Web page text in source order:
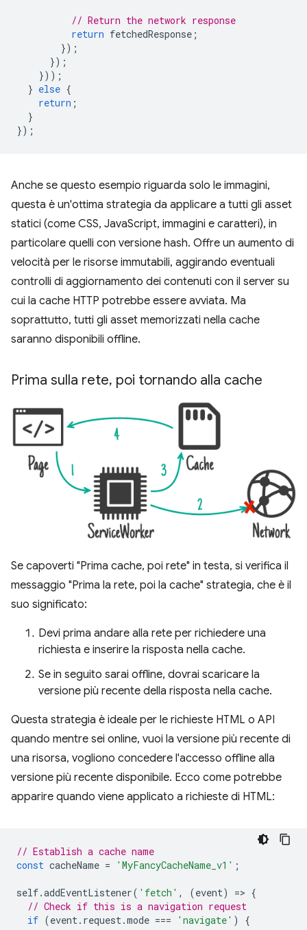
// Return the network response
return fetchedResponse ;
});
});
}));
} else {
return ;
}
});
Anche se questo esempio riguarda solo le immagini,
questa è un'ottima strategia da applicare a tutti gli asset
statici (come CSS, JavaScript, immagini e caratteri), in
particolare quelli con versione hash. Offre un aumento di
velocità per le risorse immutabili, aggirando eventuali
controlli di aggiornamento dei contenuti con il server su
cui la cache HTTP potrebbe essere avviata. Ma
soprattutto, tutti gli asset memorizzati nella cache
saranno disponibili offline.
Prima sulla rete, poi tornando alla cache
Se capoverti "Prima cache, poi rete" in testa, si verifica il
messaggio "Prima la rete, poi la cache" strategia, che è il
suo significato:
Devi prima andare alla rete per richiedere una
richiesta e inserire la risposta nella cache.
Se in seguito sarai offline, dovrai scaricare la
versione più recente della risposta nella cache.
Questa strategia è ideale per le richieste HTML o API
quando mentre sei online, vuoi la versione più recente di
una risorsa, vogliono concedere l'accesso offline alla
versione più recente disponibile. Ecco come potrebbe
apparire quando viene applicato a richieste di HTML:
// Establish a cache name
const cacheName = 'MyFancyCacheName_v1' ;
self.addEventListener( 'fetch' , (event) => {
// Check if this is a navigation request
if (event. request.mode === 'navigate' )
{